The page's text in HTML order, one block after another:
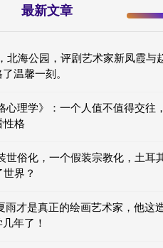
最新文章
北海公园，评剧艺术家新凤霞与
温馨一刻。
心理学》：一个人值不值得交往，
性格
世俗化，一个假装宗教化，土耳
界？
雨才是真正的绘画艺术家，他这
年了！